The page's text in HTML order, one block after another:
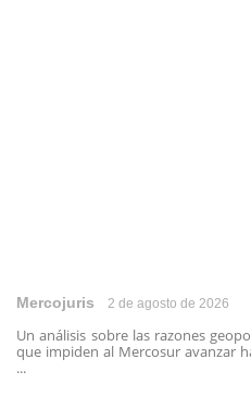
Mercojuris 2 de agosto de 2026
Un análisis sobre las razones
que impiden al Mercosur avanzar
...